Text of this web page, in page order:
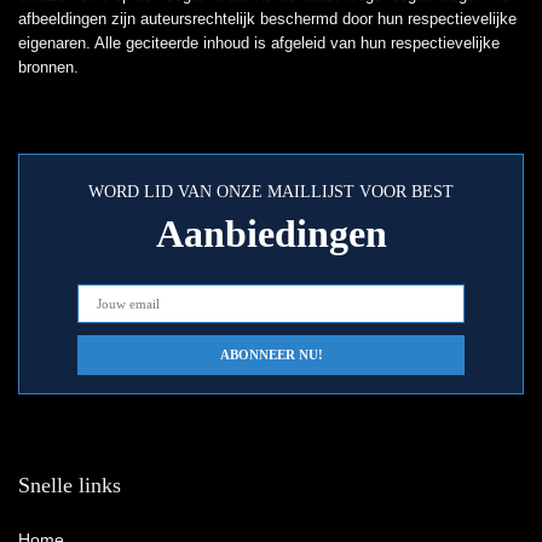
afbeeldingen zijn auteursrechtelijk beschermd door hun respectievelijke
eigenaren. Alle geciteerde inhoud is afgeleid van hun respectievelijke
bronnen.
WORD LID VAN ONZE MAILLIJST VOOR BEST
Aanbiedingen
Snelle links